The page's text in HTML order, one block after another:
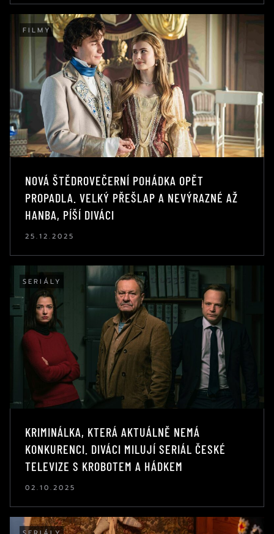
FILMY
NOVÁ ŠTĚDROVEČERNÍ POHÁDKA OPĚT
PROPADLA. VELKÝ PŘEŠLAP A NEVÝRAZNÉ AŽ
HANBA, PÍŠÍ DIVÁCI
25.12.2025
SERIÁLY
KRIMINÁLKA, KTERÁ AKTUÁLNĚ NEMÁ
KONKURENCI. DIVÁCI MILUJÍ SERIÁL ČESKÉ
TELEVIZE S KROBOTEM A HÁDKEM
02.10.2025